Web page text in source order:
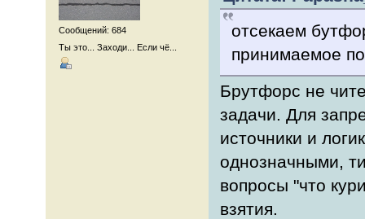
Сообщений: 684
Ты это... Заходи... Если чё...
отсекаем
принимаемое
Брутфорс не
задачи. Для
источники и
однозначными,
вопросы "что
взятия.